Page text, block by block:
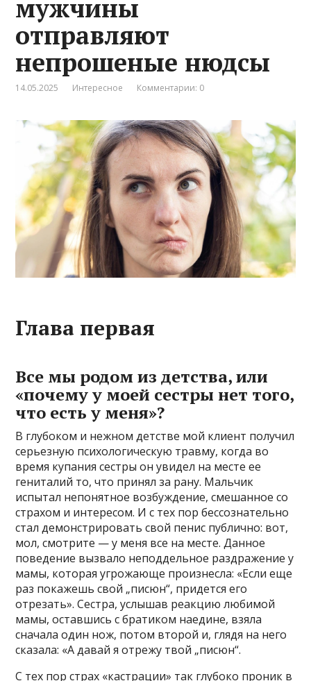
мужчины
отправляют
непрошеные нюдсы
14.05.2025 Интересное Комментарии: 0
Глава первая
Все мы родом из детства, или
«почему у моей сестры нет того,
что есть у меня»?
В глубоком и нежном детстве мой клиент получил
серьезную психологическую травму, когда во
время купания сестры он увидел на месте ее
гениталий то, что принял за рану. Мальчик
испытал непонятное возбуждение, смешанное со
страхом и интересом. И с тех пор бессознательно
стал демонстрировать свой пенис публично: вот,
мол, смотрите — у меня все на месте. Данное
поведение вызвало неподдельное раздражение у
мамы, которая угрожающе произнесла: «Если еще
раз покажешь свой „писюн“, придется его
отрезать». Сестра, услышав реакцию любимой
мамы, оставшись с братиком наедине, взяла
сначала один нож, потом второй и, глядя на него
сказала: «А давай я отрежу твой „писюн“.
С тех пор страх «кастрации» так глубоко проник в